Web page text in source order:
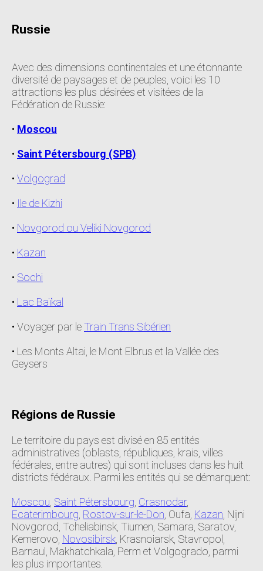
Russie
Avec des dimensions continentales et une étonnante
diversité de paysages et de peuples, voici les 10
attractions les plus désirées et visitées de la
Fédération de Russie:
• Moscou
• Saint Pétersbourg (SPB)
• Volgograd
• Ile de Kizhi
• Novgorod ou Veliki Novgorod
• Kazan
• Sochi
• Lac Baïkal
• Voyager par leTrain Trans Sibérien
• Les Monts Altai, le Mont Elbrus et la Vallée des
Geysers
Régions de Russie
Le territoire du pays est divisé en 85 entités
administratives (oblasts, républiques, krais, villes
fédérales, entre autres) qui sont incluses dans les huit
districts fédéraux. Parmi les entités qui se démarquent:
Moscou, Saint Pétersbourg, Crasnodar,
Ecaterimbourg, Rostov-sur-le-Don, Oufa, Kazan, Nijni
Novgorod, Tcheliabinsk, Tiumen, Samara, Saratov,
Kemerovo, Novosibirsk, Krasnoiarsk, Stavropol,
Barnaul, Makhatchkala, Perm et Volgogrado, parmi
les plus importantes.